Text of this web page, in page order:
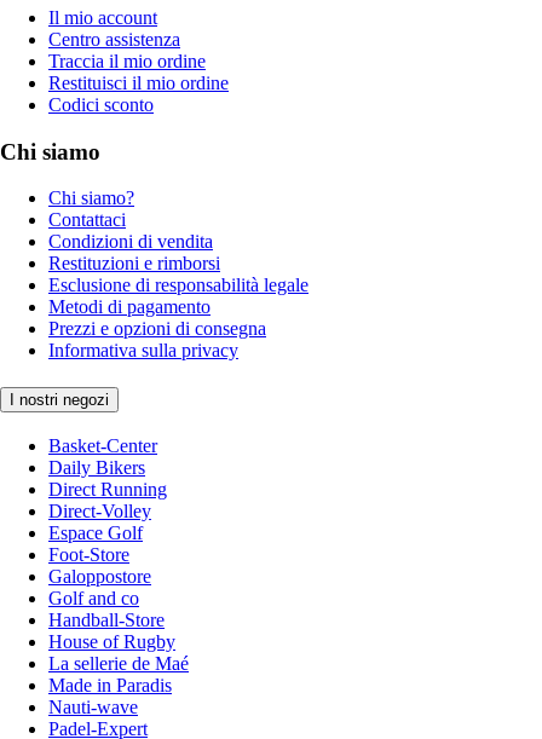
Il mio account
Centro assistenza
Traccia il mio ordine
Restituisci il mio ordine
Codici sconto
Chi siamo
Chi siamo?
Contattaci
Condizioni di vendita
Restituzioni e rimborsi
Esclusione di responsabilità legale
Metodi di pagamento
Prezzi e opzioni di consegna
Informativa sulla privacy
I nostri negozi
Basket-Center
Daily Bikers
Direct Running
Direct-Volley
Espace Golf
Foot-Store
Galoppostore
Golf and co
Handball-Store
House of Rugby
La sellerie de Maé
Made in Paradis
Nauti-wave
Padel-Expert